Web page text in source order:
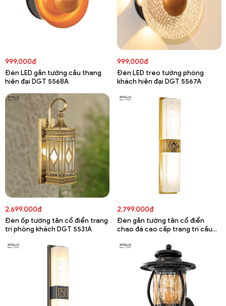
999.000đ
Đèn LED gắn tường cầu thang
hiện đại DGT 5568A
999.000đ
Đèn LED treo tường phòng
khách hiện đại DGT 5567A
2.699.000đ
Đèn ốp tường tân cổ điển trang
trí phòng khách DGT 5531A
2.799.000đ
Đèn gắn tường tân cổ điển
chao đá cao cấp trang trí cầu